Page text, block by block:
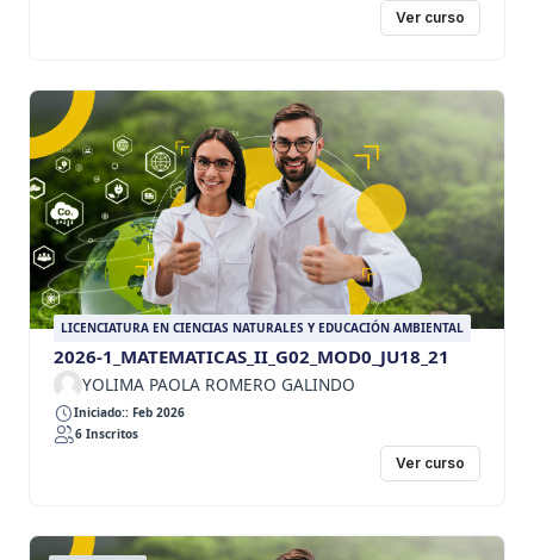
Ver curso
LICENCIATURA EN CIENCIAS NATURALES Y EDUCACIÓN AMBIENTAL
2026-1_MATEMATICAS_II_G02_MOD0_JU18_21
YOLIMA PAOLA ROMERO GALINDO
Iniciado:: Feb 2026
6 Inscritos
Ver curso